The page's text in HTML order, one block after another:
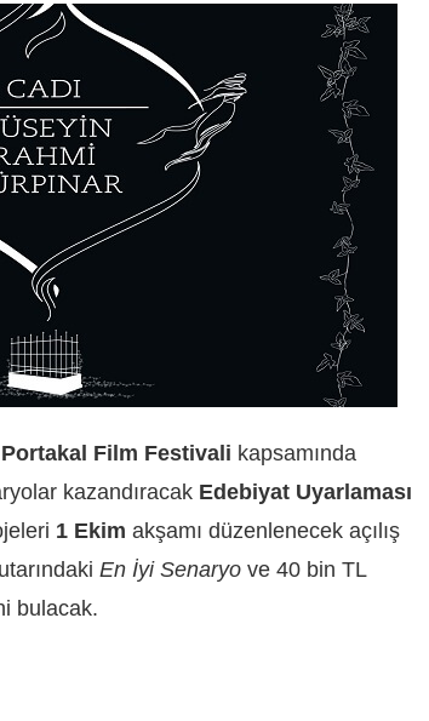
Film Festivali kapsamında
kazandıracak Edebiyat Uyarlaması
1 Ekim akşamı düzenlenecek açılış
En İyi Senaryo ve 40 bin TL
bulacak.